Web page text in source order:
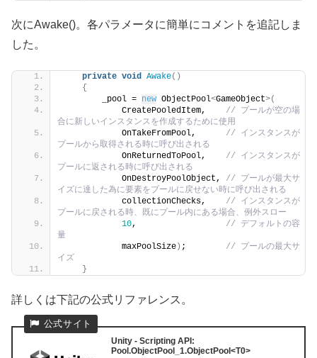
次にAwake()。各パラメータに簡単にコメントを追記しま
した。
private void Awake()
{
        _pool =
new ObjectPool<GameObject>(
            CreatePooledItem,
// プールが空の場
合に新しいインスタンスを作成するために使用
            OnTakeFromPool,
// インスタンスが
プールから取得される時に呼び出される
            OnReturnedToPool,
// インスタンスが
プールに返される時に呼び出される
            OnDestroyPoolObject,
// プールが最大サ
イズに達した為に要素をプールに戻せない時に呼び出される
            collectionChecks,
// インスタンスが
プールに戻される時、既にプール内にある場合、例外スロー
10, // デフォルトの容
量
            maxPoolSize
) ; // プールの最大サ
イズ
}
詳しくは下記の公式リファレンス。
Unity - Scripting API:
Pool.ObjectPool_1.ObjectPool<T0>